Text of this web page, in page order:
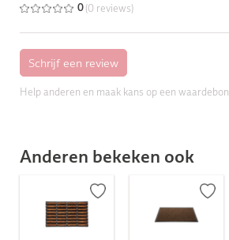
0 (0 reviews)
Help anderen en maak kans op een waardebon
Anderen bekeken ook